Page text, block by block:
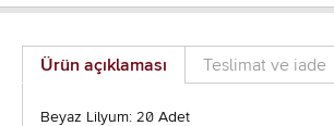
Ürün açıklaması Teslimat ve iade
Beyaz Lilyum: 20 Adet